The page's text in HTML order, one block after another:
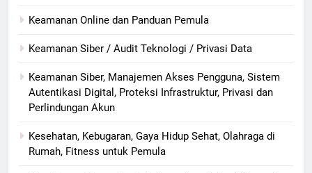
Keamanan Online dan Panduan Pemula
Keamanan Siber / Audit Teknologi / Privasi Data
Keamanan Siber, Manajemen Akses Pengguna, Sistem
Autentikasi Digital, Proteksi Infrastruktur, Privasi dan
Perlindungan Akun
Kesehatan, Kebugaran, Gaya Hidup Sehat, Olahraga di
Rumah, Fitness untuk Pemula